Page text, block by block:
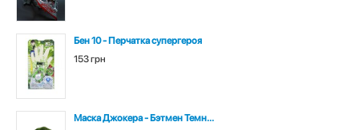
Бен 10 - Перчатка супергероя
153 грн
Маска Джокера - Бэтмен Темн...